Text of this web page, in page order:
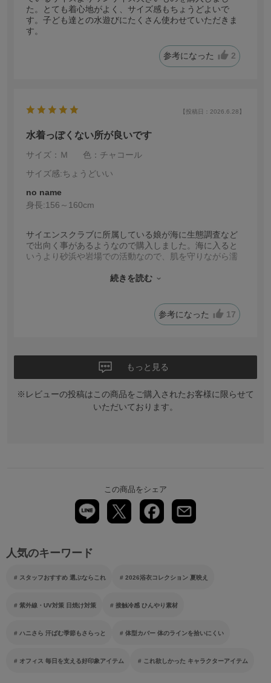
た。とても着心地がよく、サイズ感もちょうどよいで
す。子ども達との水遊びにたくさん使わせていただきま
す。
参考になった 2
【投稿日：2026.6.28】
水着っぽくない所が良いです
サイズ：Ｍ
色：チャコール
サイズ感:ちょうどいい
no name
身長:156～160cm
サイエンスクラブに所属している娘が海に生態調査など
で出向く事があるようなので購入しました。海に入ると
いうより砂浜や岩場での活動なので、肌を守りながら濡
にも見えるので濡れていなければ着たまま移動も問題な
続きを読む
参考になった 17
もっと見る
※レビューの投稿はこの商品をご購入されたお客様に限らせて
いただいております。
この商品をシェア
人気のキーワード
スタッフおすすめ 選ぶならこれ 2026浴衣コレクション 夏映え
紫外線・UV対策 日焼け対策 接触冷感 ひんやり素材
ハニさら 汗ばむ季節もさらっと 体型カバー 体のラインを拾いにくい
オフィス 毎日を支える好印象アイテム これ欲しかった キャラクターアイテム